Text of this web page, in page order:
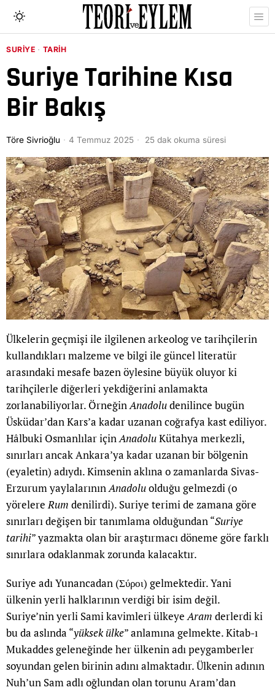
SURIYE · TARIH
Suriye Tarihine Kısa
Bir Bakış
Töre Sivrioğlu 4 Temmuz 2025 25 dak okuma süresi
Ülkelerin geçmişi ile ilgilenen arkeolog ve tarihçilerin
kullandıkları malzeme ve bilgi ile güncel literatür
arasındaki mesafe bazen öylesine büyük oluyor ki
tarihçilerle diğerleri yekdiğerini anlamakta
zorlanabiliyorlar. ÖrneğinAnadoludenilince bugün
Üsküdar’dan Kars’a kadar uzanan coğrafya kast ediliyor.
Hâlbuki Osmanlılar içinAnadoluKütahya merkezli,
sınırları ancak Ankara’ya kadar uzanan bir bölgenin
(eyaletin) adıydı. Kimsenin aklına o zamanlarda Sivas-
Erzurum yaylalarınınAnadoluolduğu gelmezdi (o
yörelereRum denilirdi). Suriye terimi de zamana göre
sınırları değişen bir tanımlama olduğundan “Suriye
tarihi” yazmakta olan bir araştırmacı döneme göre farklı
sınırlara odaklanmak zorunda kalacaktır.
Suriye adı Yunancadan (Σύροι) gelmektedir. Yani
ülkenin yerli halklarının verdiği bir isim değil.
Suriye’nin yerli Sami kavimleri ülkeyeAram derlerdi ki
bu da aslında “yüksek ülke” anlamına gelmekte. Kitab-ı
Mukaddes geleneğinde her ülkenin adı peygamberler
soyundan gelen birinin adını almaktadır. Ülkenin adının
Nuh’un Sam adlı oğlundan olan torunu Aram’dan